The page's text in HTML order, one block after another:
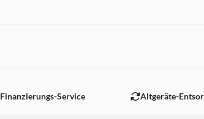
Finanzierungs-Service Altgeräte-